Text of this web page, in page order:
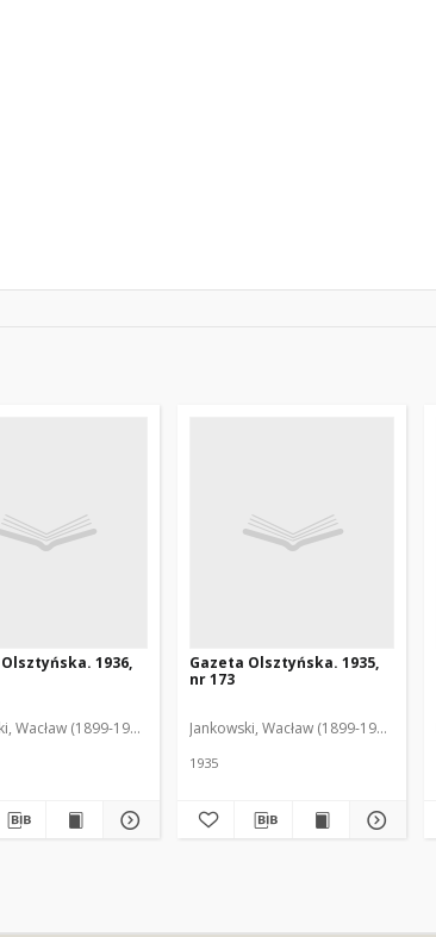
1936,
Wacław (1899-1975). Red.
Gazeta Olsztyńska. 1935,
nr 173
Jankowski, Wacław (1899-1975). Red.
1935